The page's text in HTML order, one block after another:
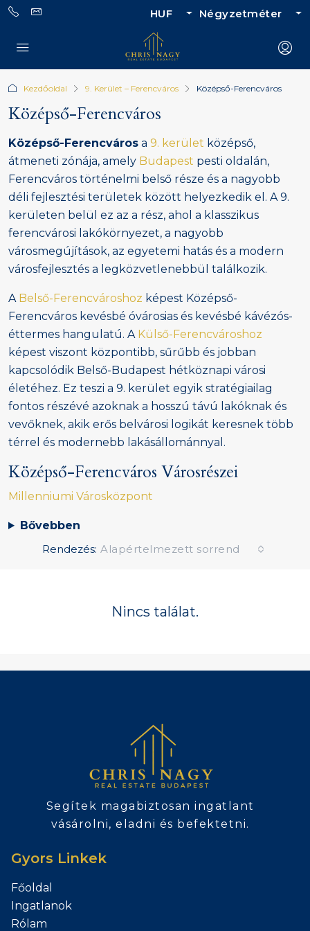
HUF Négyzetméter
Kezdőoldal 9. Kerület – Ferencváros Középső-Ferencváros
Középső-Ferencváros
Középső-Ferencváros a 9. kerület középső,
átmeneti zónája, amely Budapest pesti oldalán,
Ferencváros történelmi belső része és a nagyobb
déli fejlesztési területek között helyezkedik el. A 9.
kerületen belül ez az a rész, ahol a klasszikus
ferencvárosi lakókörnyezet, a nagyobb
városmegújítások, az egyetemi hatás és a modern
városfejlesztés a legközvetlenebbül találkozik.
A Belső-Ferencvároshoz képest Középső-
Ferencváros kevésbé óvárosias és kevésbé kávézós-
éttermes hangulatú. A Külső-Ferencvároshoz
képest viszont központibb, sűrűbb és jobban
kapcsolódik Belső-Budapest hétköznapi városi
életéhez. Ez teszi a 9. kerület egyik stratégiailag
fontos részévé azoknak a hosszú távú lakóknak és
vevőknek, akik erős belvárosi logikát keresnek több
térrel és modernebb lakásállománnyal.
Középső-Ferencváros Városrészei
Millenniumi Városközpont
Bővebben
Rendezés: Alapértelmezett sorrend
Nincs találat.
Segítek magabiztosan ingatlant
vásárolni, eladni és befektetni.
Gyors Linkek
Főoldal
Ingatlanok
Rólam